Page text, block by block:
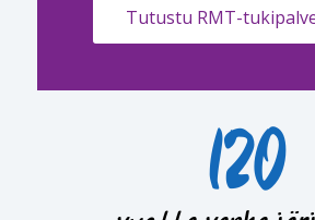
Tutustu RMT-
120